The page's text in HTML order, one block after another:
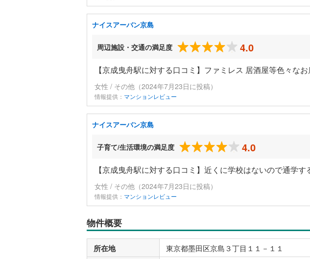
ナイスアーバン京島
周辺施設・交通の満足度 4.0
【京成曳舟駅に対する口コミ】ファミレス 居酒屋等色々な
女性 / その他（2024年7月23日に投稿）
情報提供： マンションレビュー
ナイスアーバン京島
子育て/生活環境の満足度 4.0
【京成曳舟駅に対する口コミ】近くに学校はないので通学
女性 / その他（2024年7月23日に投稿）
情報提供： マンションレビュー
物件概要
所在地 東京都墨田区京島３丁目１１－１１